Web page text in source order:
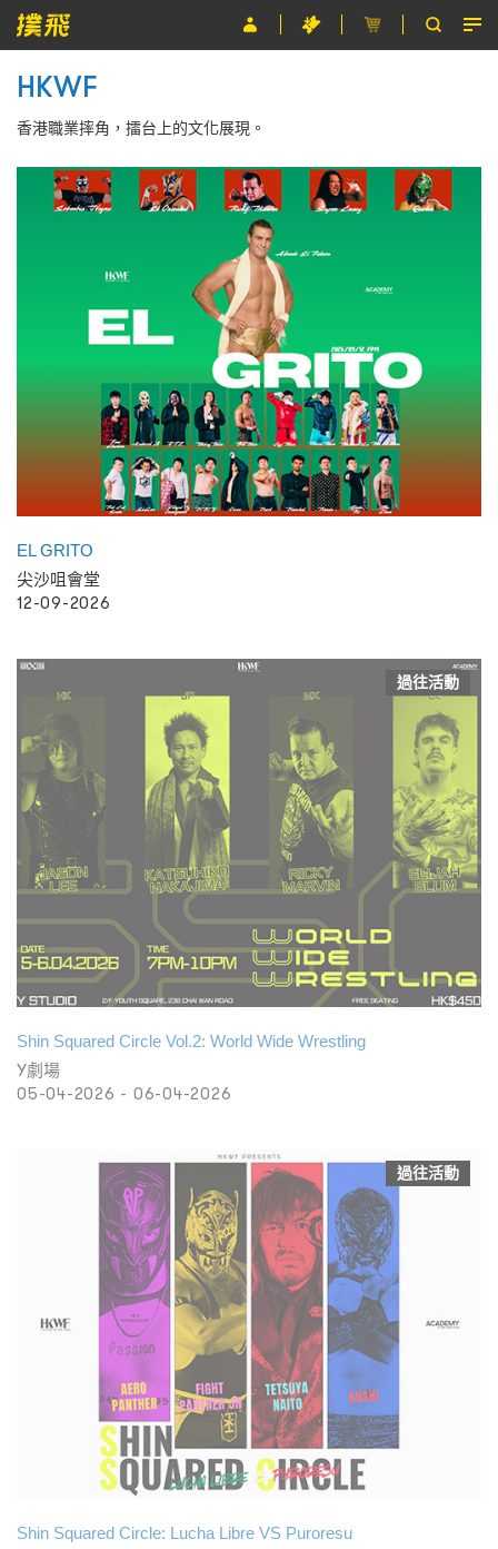
節目
主辦單位
關於撲飛
HKWF
香港職業摔角，擂台上的文化展現。
EL GRITO
尖沙咀會堂
12-09-2026
過往活動
Shin Squared Circle Vol.2: World Wide Wrestling
Y劇場
05-04-2026 - 06-04-2026
過往活動
Shin Squared Circle: Lucha Libre VS Puroresu